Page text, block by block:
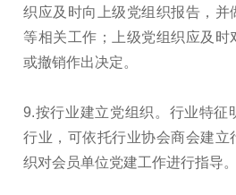
织应及时向上级党组织报告，并
等相关工作；上级党组织应及时
或撤销作出决定。
9.按行业建立党组织。行业特征
行业，可依托行业协会商会建立
织对会员单位党建工作进行指导。